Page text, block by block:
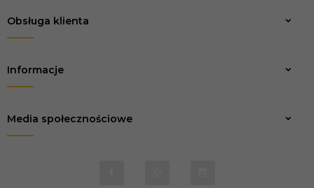
Obsługa klienta
Informacje
Media społecznościowe